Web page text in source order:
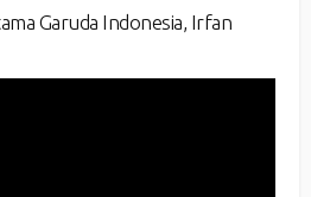
Garuda Indonesia, Irfan